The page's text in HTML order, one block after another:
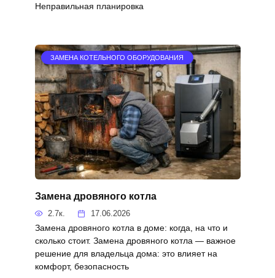
Неправильная планировка
ЗАМЕНА КОТЕЛЬНОГО ОБОРУДОВАНИЯ
Замена дровяного котла
2.7к. 17.06.2026
Замена дровяного котла в доме: когда, на что и
сколько стоит. Замена дровяного котла — важное
решение для владельца дома: это влияет на
комфорт, безопасность